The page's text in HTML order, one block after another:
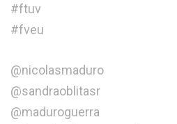
#ftuv
#fveu
@nicolasmaduro
@sandraoblitasr
@maduroguerra